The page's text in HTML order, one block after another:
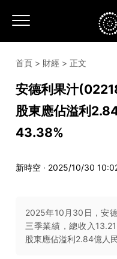
首頁 > 財經 > 正文
安德利果汁
股東應佔溢利
43.38%
新時空 · 2025/10/30
2025年10月30日，安
三季業績，總收入
股東應佔溢利2.84億人